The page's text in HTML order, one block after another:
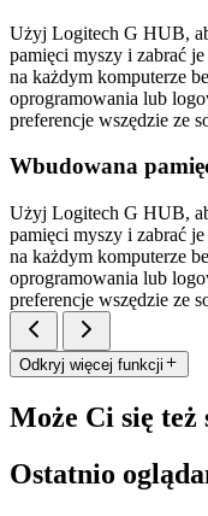
Użyj Logitech G HUB,
pamięci myszy i zabrać je
na każdym komputerze
oprogramowania lub
preferencje wszędzie ze
Wbudowana
Użyj Logitech G HUB,
pamięci myszy i zabrać je
na każdym komputerze
oprogramowania lub
preferencje wszędzie ze
Odkryj więcej funkcji
Może Ci się też
Ostatnio